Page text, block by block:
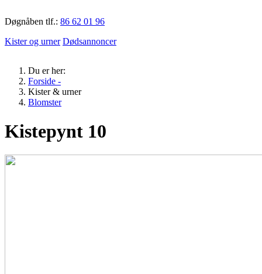
Døgnåben tlf.: 86 62 01 96
Kister og urner Dødsannoncer
Du er her:
Forside -
Kister & urner
Blomster
Kistepynt 10